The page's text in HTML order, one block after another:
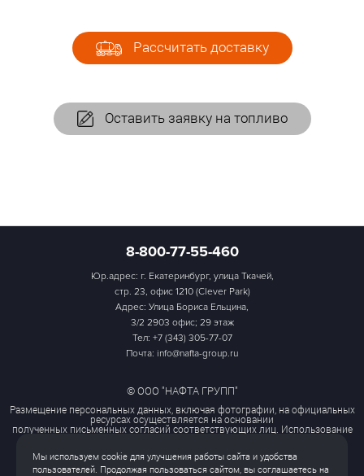
Рассчитать доставку
Оставить заявку на топливо
8-800-77-55-460
Юр.адрес: г. Екатеринбург, улица Ткачей,
стр. 23, офис 1210 (Clever Park)
Адрес: Улица Бориса Ельцина,
3/2 2903 офис; 29 этаж
Тел: +7 (343) 305-77-07
Почта: info@nafta-group.ru
© ООО "НАФТА ГРУПП"
Размещение персональных данных, включая фотографии, на официальных
ресурсах осуществляется на основании
полученных письменных согласий соответствующих лиц. Использование
Политика обработки персональных данных
Мы используем cookie для улучшения работы сайта и удобства
пользователей. Продолжая пользоваться сайтом, вы соглашаетесь на